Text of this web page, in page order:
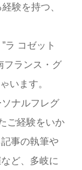
験を持つ、
ラ コゼット
フランス・グ
います。
ナルフレグ
ご経験をいか
事の執筆や
ど、多岐に